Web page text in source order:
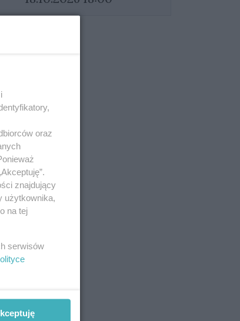
oraz
znajdujący
użytkownika,
na tej
serwisów